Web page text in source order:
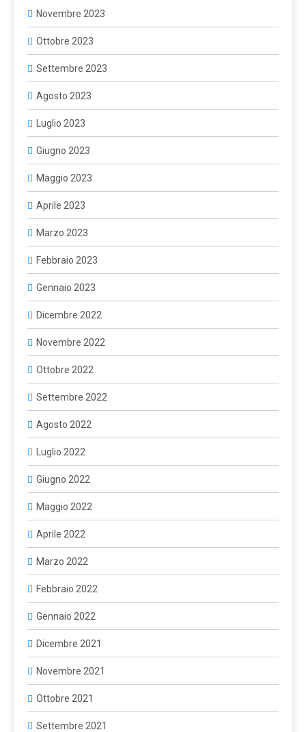
Novembre 2023
Ottobre 2023
Settembre 2023
Agosto 2023
Luglio 2023
Giugno 2023
Maggio 2023
Aprile 2023
Marzo 2023
Febbraio 2023
Gennaio 2023
Dicembre 2022
Novembre 2022
Ottobre 2022
Settembre 2022
Agosto 2022
Luglio 2022
Giugno 2022
Maggio 2022
Aprile 2022
Marzo 2022
Febbraio 2022
Gennaio 2022
Dicembre 2021
Novembre 2021
Ottobre 2021
Settembre 2021